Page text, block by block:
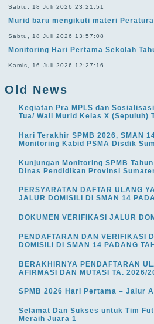
Sabtu, 18 Juli 2026 23:21:51
Murid baru mengikuti materi
Sabtu, 18 Juli 2026 13:57:08
Monitoring Hari Pertama Sekolah
Kamis, 16 Juli 2026 12:27:16
Old News
Kegiatan Pra MPLS dan
Tua/ Wali Murid Kelas X (Sepuluh)
Hari Terakhir SPMB 2026, SMAN
Monitoring Kabid PSMA Disdik
Kunjungan Monitoring SPMB
Dinas Pendidikan Provinsi
PERSYARATAN DAFTAR ULANG
JALUR DOMISILI DI SMAN 14
DOKUMEN VERIFIKASI JALUR
PENDAFTARAN DAN VERIFIKASI
DOMISILI DI SMAN 14 PADANG
BERAKHIRNYA PENDAFTARAN
AFIRMASI DAN MUTASI TA. 2026/
SPMB 2026 Hari Pertama – Jalur
Selamat Dan Sukses untuk Tim
Meraih Juara 1